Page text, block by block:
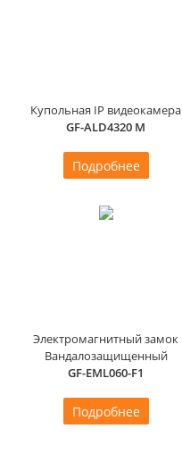
Купольная IP видеокамера
GF-ALD4320 M
Подробнее
Электромагнитный замок
Вандалозащищенный
GF-EML060-F1
Подробнее